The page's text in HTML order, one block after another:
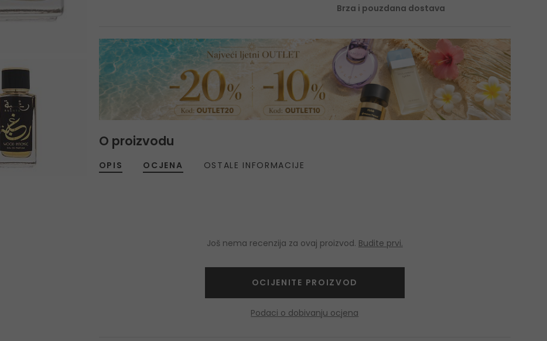
Brza i pouzdana dostava
O proizvodu
OPIS OCJENA
Još nema recenzija za ovaj proizvod. Budite prvi.
OCIJENITE PROIZVOD
Podaci o dobivanju ocjena
OSTALE INFORMACIJE